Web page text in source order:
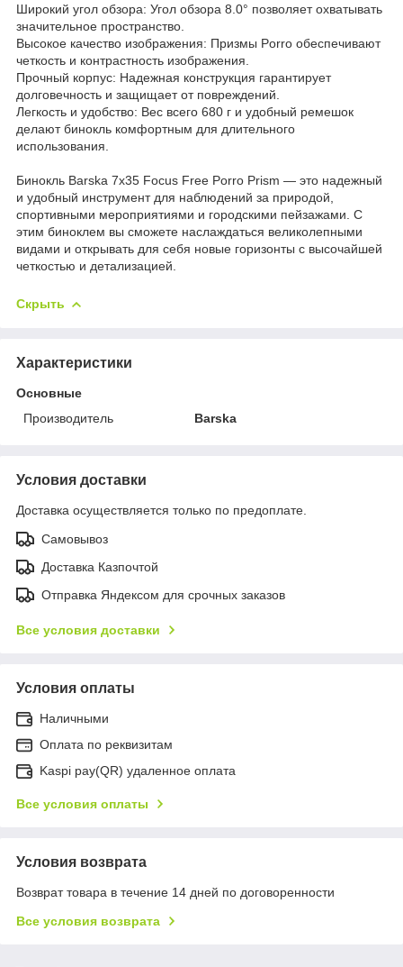
Широкий угол обзора: Угол обзора 8.0° позволяет охватывать
значительное пространство.
Высокое качество изображения: Призмы Porro обеспечивают
четкость и контрастность изображения.
Прочный корпус: Надежная конструкция гарантирует
долговечность и защищает от повреждений.
Легкость и удобство: Вес всего 680 г и удобный ремешок
делают бинокль комфортным для длительного
использования.
Бинокль Barska 7x35 Focus Free Porro Prism — это надежный
и удобный инструмент для наблюдений за природой,
спортивными мероприятиями и городскими пейзажами. С
этим биноклем вы сможете наслаждаться великолепными
видами и открывать для себя новые горизонты с высочайшей
четкостью и детализацией.
Скрыть
Характеристики
Основные
Производитель
Barska
Условия доставки
Доставка осуществляется только по предоплате.
Самовывоз
Доставка Казпочтой
Отправка Яндексом для срочных заказов
Все условия доставки
Условия оплаты
Наличными
Оплата по реквизитам
Kaspi pay(QR) удаленное оплата
Все условия оплаты
Условия возврата
Возврат товара в течение 14 дней по договоренности
Все условия возврата